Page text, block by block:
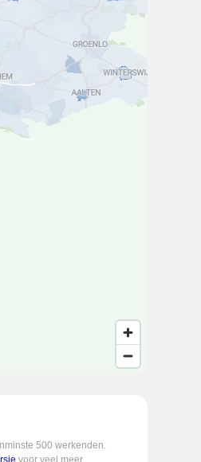
500 werkenden.